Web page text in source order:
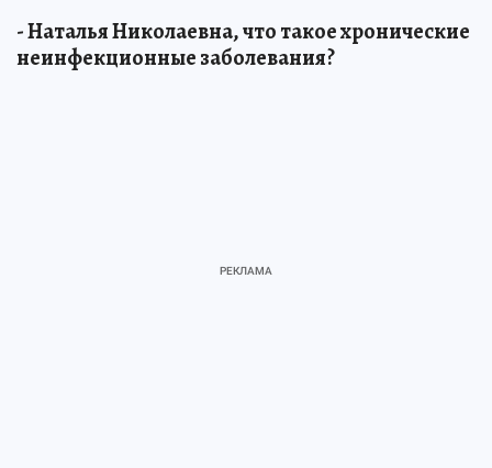
- Наталья Николаевна, что такое хронические
неинфекционные заболевания?